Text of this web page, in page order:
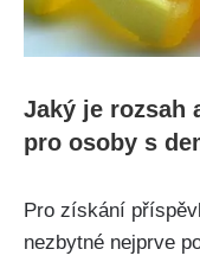
Jaký je rozsah
pro osoby s
Pro získání
nezbytné nejprve